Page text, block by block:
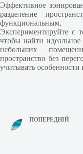
Эффективное
разделение
Экспериментируйте с
чтобы найти
небольших
пространство без
учитывать особенности
ПОПЕРЕДНІЙ